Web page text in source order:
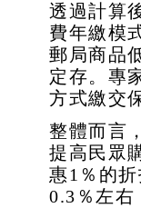
透過計算
費年繳模
郵局商品
定存。專
方式繳交
整體而言
提高民眾
惠1％的
0.3％左右